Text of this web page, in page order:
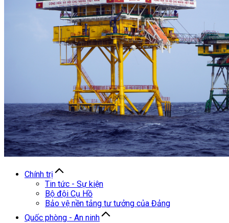
Chính trị
Tin tức - Sự kiện
Bộ đội Cụ Hồ
Bảo vệ nền tảng tư tưởng của Đảng
Quốc phòng - An ninh